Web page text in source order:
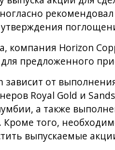
компания Horizon
предложенного
от
Royal Gold и
а также
Кроме того,
выпускаемые